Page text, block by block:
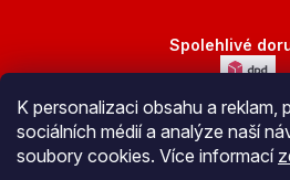
K personalizaci obsahu a reklam,
sociálních médií a analýze naší
soubory cookies. Více informací
Spolehlivé
Bezpečná